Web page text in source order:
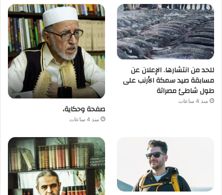
للحد من انتشارها. الإعلان عن
مسابقة صيد سمكة الأرنب على
طول شاطئ مصراتة
منذ 4 ساعات
صفحة وحكاية،
منذ 4 ساعات